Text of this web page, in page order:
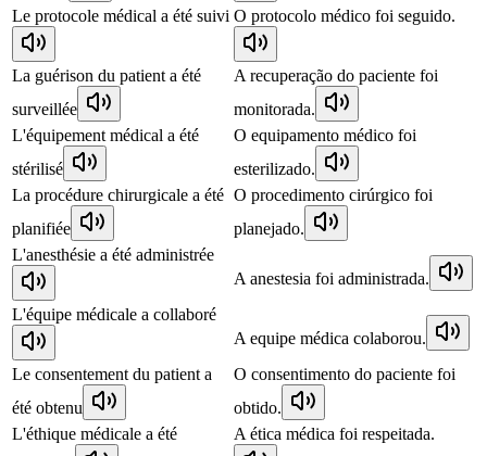
Le protocole médical a été suivi O protocolo médico foi seguido.
La guérison du patient a été
surveillée
A recuperação do paciente foi
monitorada.
L'équipement médical a été
stérilisé
O equipamento médico foi
esterilizado.
La procédure chirurgicale a été
planifiée
O procedimento cirúrgico foi
planejado.
L'anesthésie a été administrée
A anestesia foi administrada.
L'équipe médicale a collaboré
A equipe médica colaborou.
Le consentement du patient a
été obtenu
O consentimento do paciente foi
obtido.
L'éthique médicale a été
A ética médica foi respeitada.